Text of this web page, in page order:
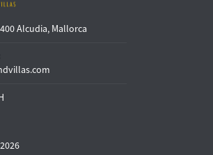
Alcudia, Mallorca